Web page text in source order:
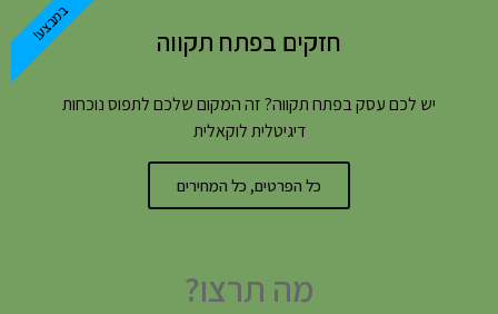
חזקים בפתח תקווה
יש לכם עסק בפתח תקווה? זה המקום שלכם לתפוס נוכחות
דיגיטלית לוקאלית
כל הפרטים, כל המחירים
במבצע!
מה תרצו?